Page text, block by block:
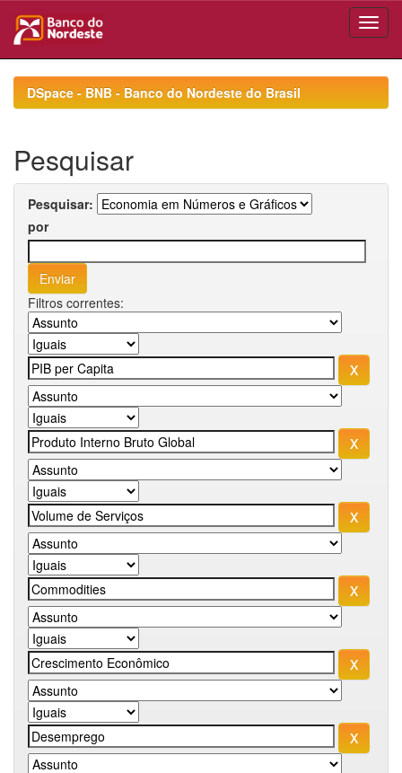
navigationDSpace - BNB - Banco do Nordeste do Brasil
Pesquisar
Pesquisar:
por
Filtros correntes: